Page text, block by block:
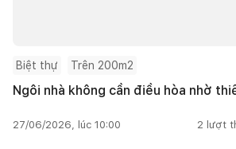
Biệt thự Trên 200m2
Ngôi nhà không cần điều hòa nhờ
27/06/2026, lúc 10:00 2 lượt